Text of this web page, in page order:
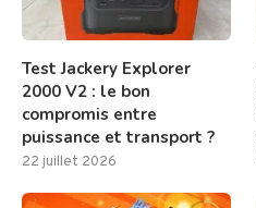
Test Jackery Explorer
2000 V2 : le bon
compromis entre
puissance et transport ?
22 juillet 2026